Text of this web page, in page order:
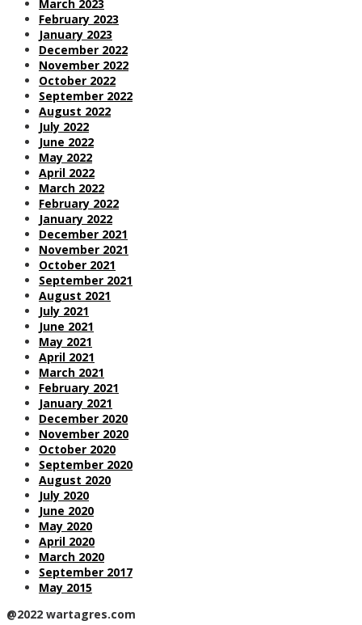
March 2023
February 2023
January 2023
December 2022
November 2022
October 2022
September 2022
August 2022
July 2022
June 2022
May 2022
April 2022
March 2022
February 2022
January 2022
December 2021
November 2021
October 2021
September 2021
August 2021
July 2021
June 2021
May 2021
April 2021
March 2021
February 2021
January 2021
December 2020
November 2020
October 2020
September 2020
August 2020
July 2020
June 2020
May 2020
April 2020
March 2020
September 2017
May 2015
@2022 wartagres.com